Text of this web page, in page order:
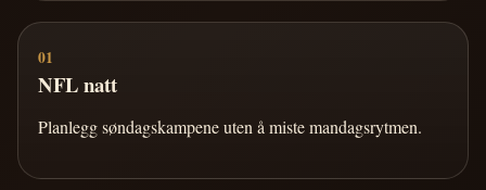
01
NFL natt
Planlegg søndagskampene uten å miste mandagsrytmen.